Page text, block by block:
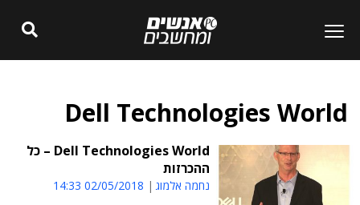
Dell Technologies World
Dell Technologies World – כל
ההכרזות
נחמה אלמוג 02/05/2018 14:33